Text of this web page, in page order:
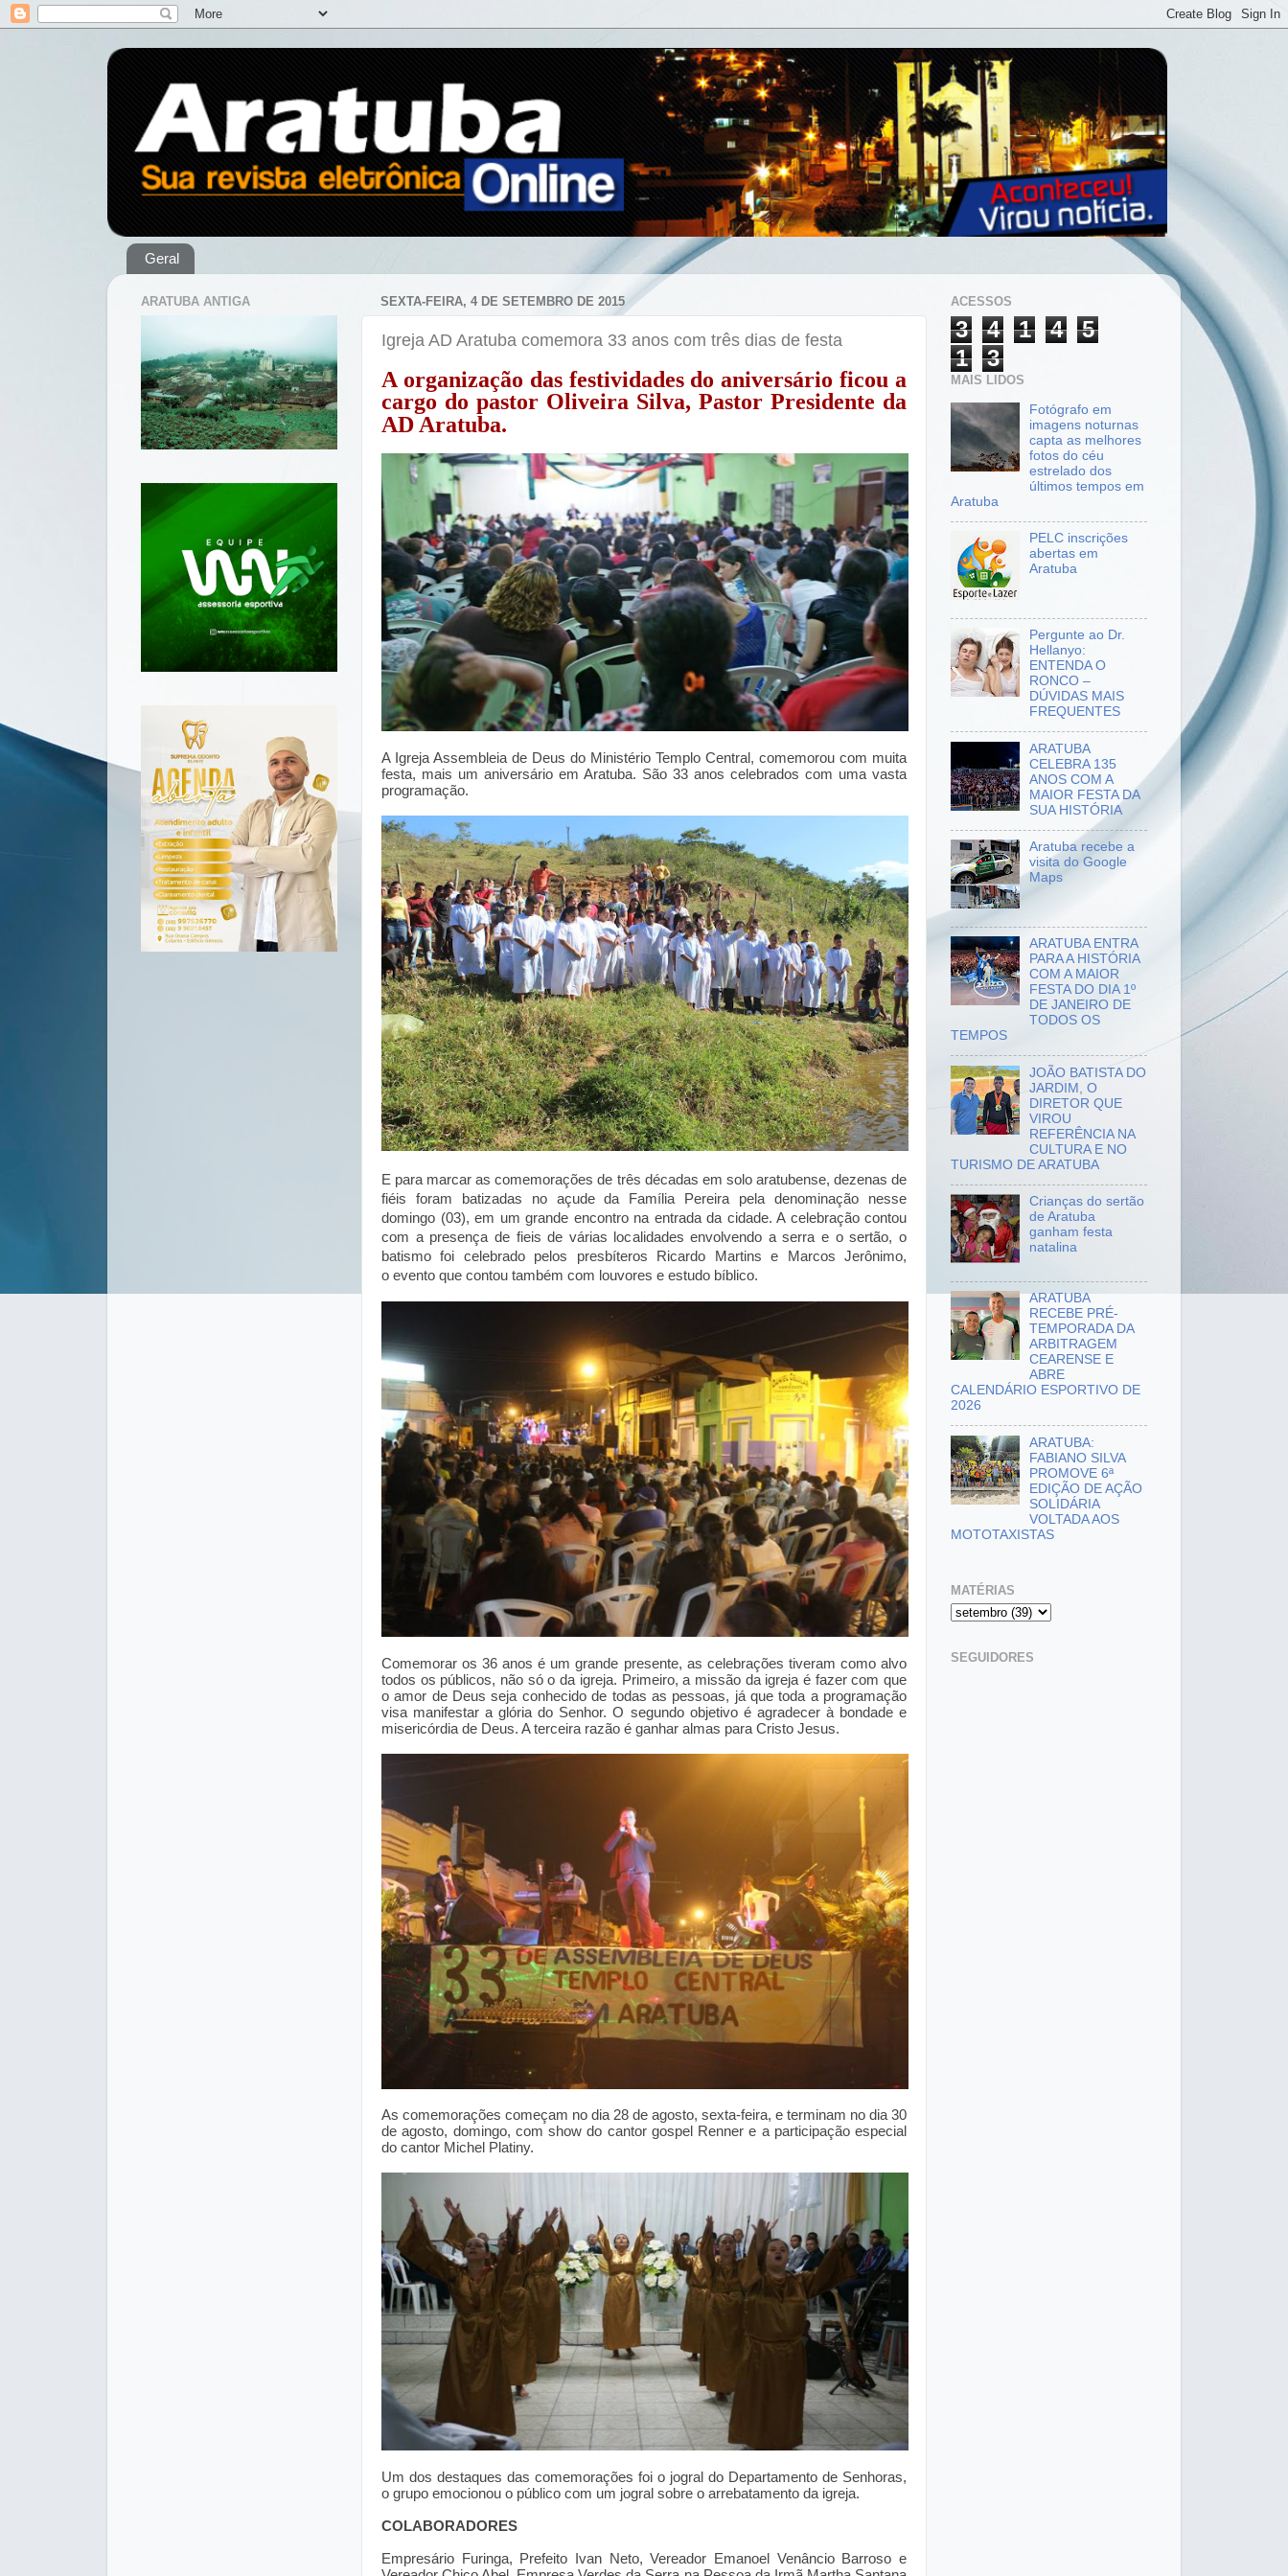
Geral
SEXTA-FEIRA, 4 DE SETEMBRO DE 2015
Igreja AD Aratuba comemora 33 anos com três dias de festa
A organização das festividades do aniversário ficou a
cargo do pastor Oliveira Silva, Pastor Presidente da
AD Aratuba.
A Igreja Assembleia de Deus do Ministério Templo Central, comemorou com muita
festa, mais um aniversário em Aratuba. São 33 anos celebrados com uma vasta
programação.
E para marcar as comemorações de três décadas em solo aratubense, dezenas de
fiéis foram batizadas no açude da Família Pereira pela denominação nesse
domingo (03), em um grande encontro na entrada da cidade. A celebração contou
com a presença de fieis de várias localidades envolvendo a serra e o sertão, o
batismo foi celebrado pelos presbíteros Ricardo Martins e Marcos Jerônimo,
o evento que contou também com louvores e estudo bíblico.
Comemorar os 36 anos é um grande presente, as celebrações tiveram como alvo
todos os públicos, não só o da igreja. Primeiro, a missão da igreja é fazer com que
o amor de Deus seja conhecido de todas as pessoas, já que toda a programação
visa manifestar a glória do Senhor. O segundo objetivo é agradecer à bondade e
misericórdia de Deus. A terceira razão é ganhar almas para Cristo Jesus.
As comemorações começam no dia 28 de agosto, sexta-feira, e terminam no dia 30
de agosto, domingo, com show do cantor gospel Renner e a participação especial
do cantor Michel Platiny.
Um dos destaques das comemorações foi o jogral do Departamento de Senhoras,
o grupo emocionou o público com um jogral sobre o arrebatamento da igreja.
COLABORADORES
Empresário Furinga, Prefeito Ivan Neto, Vereador Emanoel Venâncio Barroso e
ARATUBA ANTIGA ACESSOS
3 4 1 4
5
1
3
MAIS LIDOS
Fotógrafo em
imagens noturnas
capta as melhores
fotos do céu
estrelado dos
últimos tempos em
Aratuba
PELC inscrições
abertas em
Aratuba
Pergunte ao Dr.
Hellanyo:
ENTENDA O
RONCO –
DÚVIDAS MAIS
FREQUENTES
ARATUBA
CELEBRA 135
ANOS COM A
MAIOR FESTA DA
SUA HISTÓRIA
Aratuba recebe a
visita do Google
Maps
ARATUBA ENTRA
PARA A HISTÓRIA
COM A MAIOR
FESTA DO DIA 1º
DE JANEIRO DE
TODOS OS
TEMPOS
JOÃO BATISTA DO
JARDIM, O
DIRETOR QUE
VIROU
REFERÊNCIA NA
CULTURA E NO
TURISMO DE ARATUBA
Crianças do sertão
de Aratuba
ganham festa
natalina
ARATUBA
RECEBE PRÉ-
TEMPORADA DA
ARBITRAGEM
CEARENSE E
ABRE
CALENDÁRIO ESPORTIVO DE
2026
ARATUBA:
FABIANO SILVA
PROMOVE 6ª
EDIÇÃO DE AÇÃO
SOLIDÁRIA
VOLTADA AOS
MOTOTAXISTAS
MATÉRIAS
SEGUIDORES